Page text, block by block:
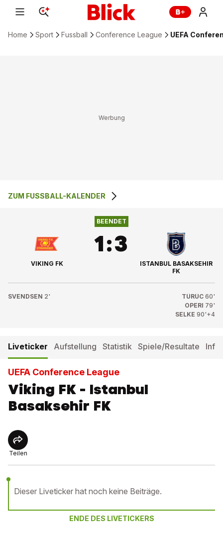
Home Sport Fussball Conference League UEFA
1 :3
ZUM FUSSBALL-KALENDER
VIKING FK
BEENDET
1:3
ISTANBUL BASAKSEHIR
FK
SVENDSEN 2' TÜRÜC 60'
OPERI 79'
SELKE 90'+4
Liveticker Aufstellung Statistik Spiele/Resultate
UEFA Conference League
Viking FK - Istanbul
Basaksehir FK
Teilen
Dieser Liveticker hat noch keine Beiträge.
ENDE DES LIVETICKERS